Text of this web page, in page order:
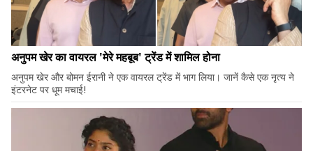
अनुपम खेर का वायरल 'मेरे महबूब' ट्रेंड में शामिल होना
अनुपम खेर और बोमन ईरानी ने एक वायरल ट्रेंड में भाग लिया। जानें कैसे एक नृत्य ने
इंटरनेट पर धूम मचाई!